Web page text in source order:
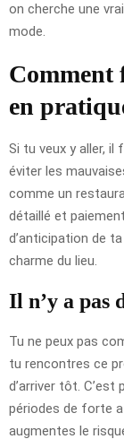
on cherche une
mode.
Comment
en
Si tu veux y aller,
éviter les
comme un
détaillé et
d’anticipation de
charme du lieu.
Il n’y a pas
Tu ne peux pas
tu rencontres ce
d’arriver tôt.
périodes de forte
augmentes le